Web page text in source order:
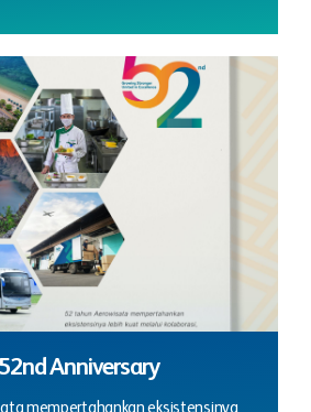
Anniversary
mempertahankan eksistensinya